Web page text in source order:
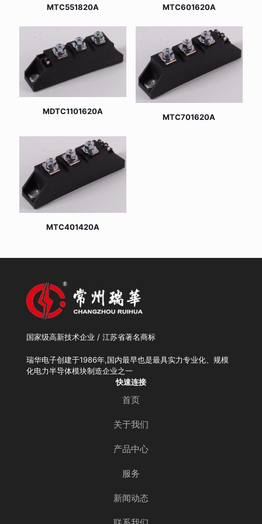
MTC551820A MTC601620A
MDTC1101620A
MTC701620A
MTC401420A
国家级高新技术企业 / 江苏省著名商标
瑞华电子创建于1986年,国内最早也是最具实力专业化、规模
化电力半导体模块制造企业之一
快速连接
首页
关于我们
产品中心
服务
新闻动态